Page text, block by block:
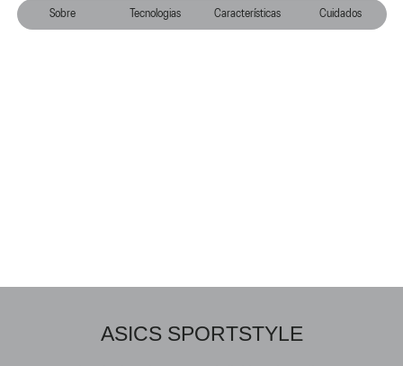
Sobre Tecnologias Características Cuidados
ASICS SPORTSTYLE